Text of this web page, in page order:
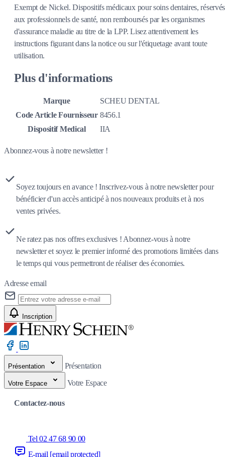
Exempt de Nickel. Dispositifs médicaux pour soins dentaires, réservés
aux professionnels de santé, non remboursés par les organismes
d'assurance maladie au titre de la LPP. Lisez attentivement les
instructions figurant dans la notice ou sur l'étiquetage avant toute
utilisation.
Plus d'informations
Marque
SCHEU DENTAL
Code Article Fournisseur 8456.1
Dispositif Medical
IIA
Abonnez-vous à notre newsletter !
Soyez toujours en avance ! Inscrivez-vous à notre newsletter pour
bénéficier d'un accès anticipé à nos nouveaux produits et à nos
ventes privées.
Ne ratez pas nos offres exclusives ! Abonnez-vous à notre
newsletter et soyez le premier informé des promotions limitées dans
le temps qui vous permettront de réaliser des économies.
Adresse email
Inscription
Présentation Présentation
Votre Espace Votre Espace
Contactez-nous
Tel 02 47 68 90 00
E-mail [email protected]